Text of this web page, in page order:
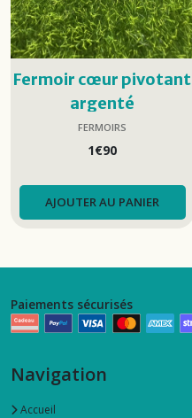
Fermoir cœur pivotant
argenté
FERMOIRS
1€90
AJOUTER AU PANIER
Paiements sécurisés
Navigation
Accueil